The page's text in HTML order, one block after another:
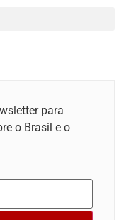
para
o Brasil e o